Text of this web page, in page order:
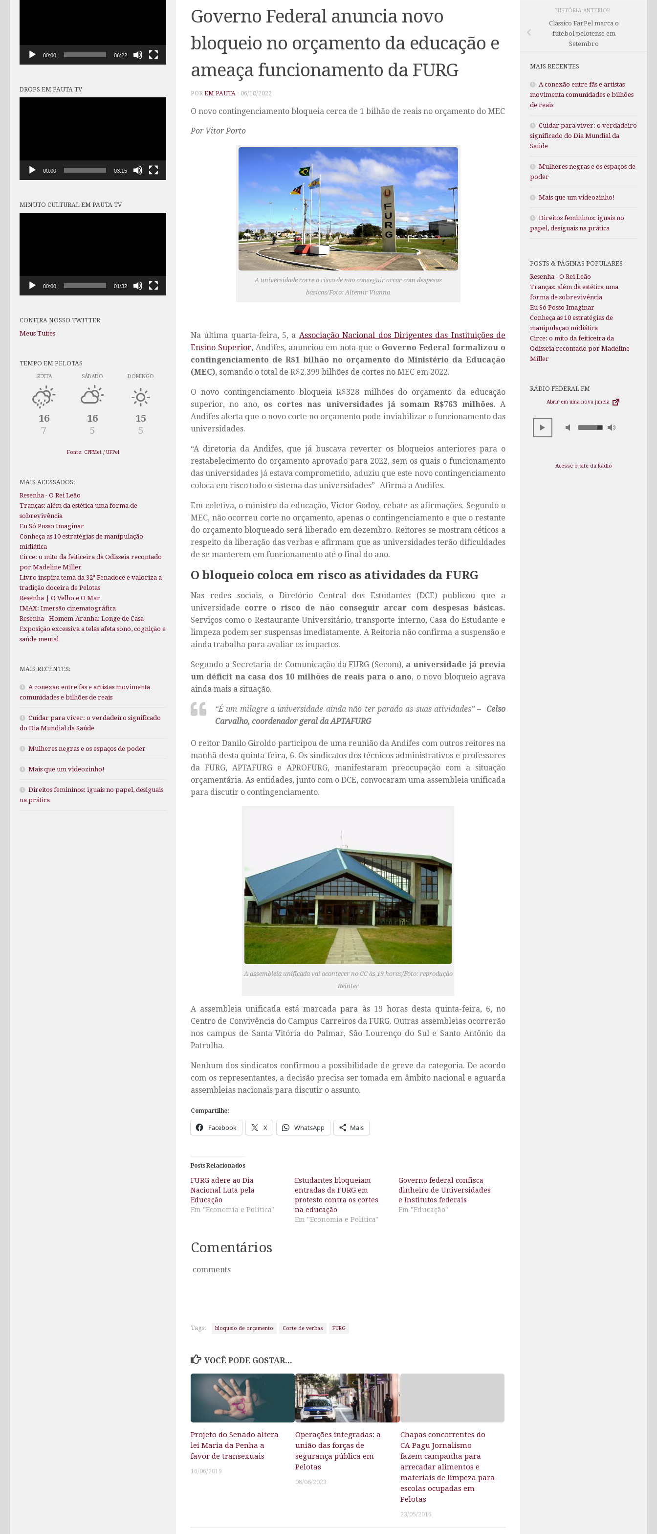
Governo Federal anuncia novo
bloqueio no orçamento da educação e
ameaça funcionamento da FURG
POR EM PAUTA · 06/10/2022
O novo contingenciamento bloqueia cerca de 1 bilhão de reais no orçamento do MEC
Por Vitor Porto
A universidade corre o risco de não conseguir arcar com despesas
básicas/Foto: Altemir Vianna
Na última quarta-feira, 5, a Associação Nacional dos Dirigentes das Instituições de
Ensino Superior, Andifes, anunciou em nota que o Governo Federal formalizou o
contingenciamento de R$1 bilhão no orçamento do Ministério da Educação
(MEC), somando o total de R$2.399 bilhões de cortes no MEC em 2022.
O novo contingenciamento bloqueia R$328 milhões do orçamento da educação
superior, no ano, os cortes nas universidades já somam R$763 milhões. A
Andifes alerta que o novo corte no orçamento pode inviabilizar o funcionamento das
universidades.
“A diretoria da Andifes, que já buscava reverter os bloqueios anteriores para o
restabelecimento do orçamento aprovado para 2022, sem os quais o funcionamento
das universidades já estava comprometido, aduziu que este novo contingenciamento
coloca em risco todo o sistema das universidades”- Afirma a Andifes.
Em coletiva, o ministro da educação, Victor Godoy, rebate as afirmações. Segundo o
MEC, não ocorreu corte no orçamento, apenas o contingenciamento e que o restante
do orçamento bloqueado será liberado em dezembro. Reitores se mostram céticos a
respeito da liberação das verbas e afirmam que as universidades terão dificuldades
de se manterem em funcionamento até o final do ano.
O bloqueio coloca em risco as atividades da FURG
Nas redes sociais, o Diretório Central dos Estudantes (DCE) publicou que a
universidade corre o risco de não conseguir arcar com despesas básicas.
Serviços como o Restaurante Universitário, transporte interno, Casa do Estudante e
limpeza podem ser suspensas imediatamente. A Reitoria não confirma a suspensão e
ainda trabalha para avaliar os impactos.
Segundo a Secretaria de Comunicação da FURG (Secom), a universidade já previa
um déficit na casa dos 10 milhões de reais para o ano, o novo bloqueio agrava
ainda mais a situação.
“É um milagre a universidade ainda não ter parado as suas atividades” – Celso
Carvalho, coordenador geral da APTAFURG
O reitor Danilo Giroldo participou de uma reunião da Andifes com outros reitores na
manhã desta quinta-feira, 6. Os sindicatos dos técnicos administrativos e professores
da FURG, APTAFURG e APROFURG, manifestaram preocupação com a situação
orçamentária. As entidades, junto com o DCE, convocaram uma assembleia unificada
para discutir o contingenciamento.
A assembleia unificada vai acontecer no CC às 19 horas/Foto: reprodução
Reinter
A assembleia unificada está marcada para às 19 horas desta quinta-feira, 6, no
Centro de Convivência do Campus Carreiros da FURG. Outras assembleias ocorrerão
nos campus de Santa Vitória do Palmar, São Lourenço do Sul e Santo Antônio da
Patrulha.
Nenhum dos sindicatos confirmou a possibilidade de greve da categoria. De acordo
com os representantes, a decisão precisa ser tomada em âmbito nacional e aguarda
assembleias nacionais para discutir o assunto.
Compartilhe:
Facebook X WhatsApp Mais
Posts Relacionados
FURG adere ao Dia
Nacional Luta pela
Educação
Em "Economia e Política"
Estudantes bloqueiam
entradas da FURG em
protesto contra os cortes
na educação
Em "Economia e Política"
Governo federal confisca
dinheiro de Universidades
e Institutos federais
Em "Educação"
Comentários
comments
Tags: bloqueio de orçamento Corte de verbas FURG
VOCÊ PODE GOSTAR...
Projeto do Senado altera
lei Maria da Penha a
favor de transexuais
16/06/2019
Operações integradas: a
união das forças de
segurança pública em
Pelotas
08/08/2023
Chapas concorrentes do
CA Pagu Jornalismo
fazem campanha para
arrecadar alimentos e
materiais de limpeza para
escolas ocupadas em
Pelotas
23/05/2016
00:00 06:22
DROPS EM PAUTA TV
00:00 03:15
MINUTO CULTURAL EM PAUTA TV
00:00 01:32
CONFIRA NOSSO TWITTER
Meus Tuítes
TEMPO EM PELOTAS
SEXTA
16
7
SÁBADO
16
5
DOMINGO
15
5
Fonte: CPPMet / UFPel
MAIS ACESSADOS:
Resenha - O Rei Leão
Tranças: além da estética uma forma de
sobrevivência
Eu Só Posso Imaginar
Conheça as 10 estratégias de manipulação
midiática
Circe: o mito da feiticeira da Odisseia recontado
por Madeline Miller
Livro inspira tema da 32ª Fenadoce e valoriza a
tradição doceira de Pelotas
Resenha | O Velho e O Mar
IMAX: Imersão cinematográfica
Resenha - Homem-Aranha: Longe de Casa
Exposição excessiva a telas afeta sono, cognição e
saúde mental
MAIS RECENTES:
A conexão entre fãs e artistas movimenta
comunidades e bilhões de reais
Cuidar para viver: o verdadeiro significado
do Dia Mundial da Saúde
Mulheres negras e os espaços de poder
Mais que um videozinho!
Direitos femininos: iguais no papel, desiguais
na prática
HISTÓRIA ANTERIOR
Clássico FarPel marca o
futebol pelotense em
Setembro
MAIS RECENTES
A conexão entre fãs e artistas
movimenta comunidades e bilhões
de reais
Cuidar para viver: o verdadeiro
significado do Dia Mundial da
Saúde
Mulheres negras e os espaços de
poder
Mais que um videozinho!
Direitos femininos: iguais no
papel, desiguais na prática
POSTS & PÁGINAS POPULARES
Resenha - O Rei Leão
Tranças: além da estética uma
forma de sobrevivência
Eu Só Posso Imaginar
Conheça as 10 estratégias de
manipulação midiática
Circe: o mito da feiticeira da
Odisseia recontado por Madeline
Miller
RÁDIO FEDERAL FM
Abrir em uma nova janela
Acesse o site da Rádio